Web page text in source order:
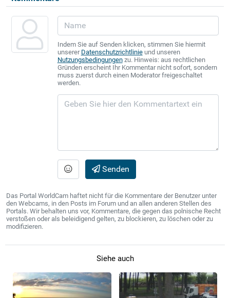
Indem Sie auf Senden klicken, stimmen Sie hiermit
unserer Datenschutzrichtlinieund unseren
Nutzungsbedingungenzu. Hinweis: aus rechtlichen
Gründen erscheint Ihr Kommentar nicht sofort, sondern
muss zuerst durch einen Moderator freigeschaltet
werden.
Senden
Das Portal WorldCam haftet nicht für die Kommentare der Benutzer unter
den Webcams, in den Posts im Forum und an allen anderen Stellen des
Portals. Wir behalten uns vor, Kommentare, die gegen das polnische Recht
verstoßen oder als beleidigend gelten, zu blockieren, zu löschen oder zu
modifizieren.
Siehe auch